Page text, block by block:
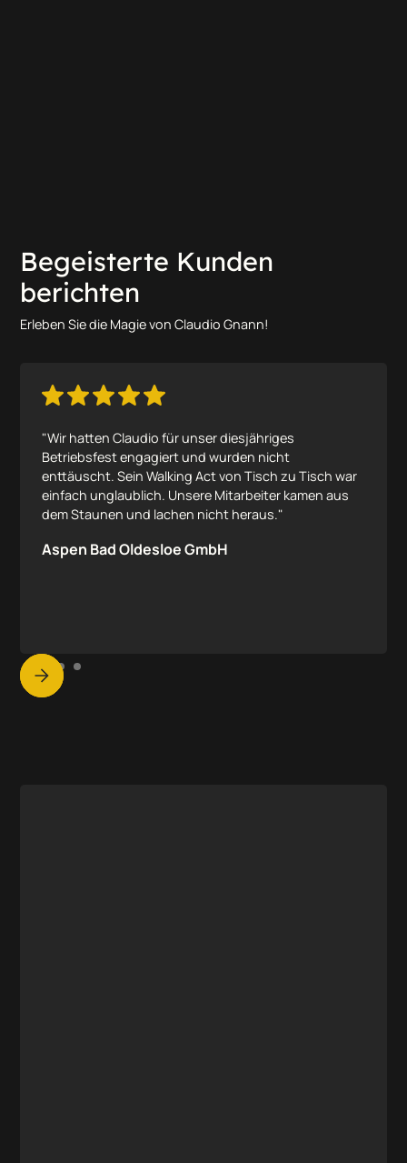
Begeisterte Kunden
berichten
Erleben Sie die Magie von Claudio Gnann!
"Wir hatten Claudio für unser diesjähriges
Betriebsfest engagiert und wurden nicht
enttäuscht. Sein Walking Act von Tisch zu Tisch war
einfach unglaublich. Unsere Mitarbeiter kamen aus
dem Staunen und lachen nicht heraus."
Aspen Bad Oldesloe GmbH